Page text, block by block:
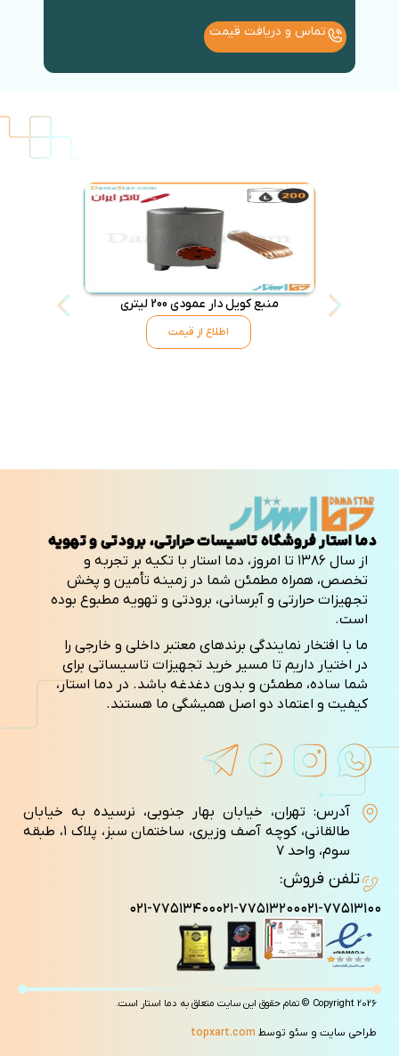
تماس و دریافت قیمت
منبع کویل دار عمودی 200 لیتری
اطلاع از قیمت
دما استار فروشگاه تاسیسات حرارتی، برودتی و تهویه
از سال ۱۳۸۶ تا امروز، دما استار با تکیه بر تجربه و
تخصص، همراه مطمئن شما در زمینه تأمین و پخش
تجهیزات حرارتی و آبرسانی، برودتی و تهویه مطبوع بوده
است.
ما با افتخار نمایندگی برندهای معتبر داخلی و خارجی را
در اختیار داریم تا مسیر خرید تجهیزات تاسیساتی برای
شما ساده، مطمئن و بدون دغدغه باشد. در دما استار،
کیفیت و اعتماد دو اصل همیشگی ما هستند.
آدرس: تهران، خیابان بهار جنوبی، نرسیده به خیابان
طالقانی، کوچه آصف وزيری، ساختمان سبز، پلاک ۱، طبقه
سوم، واحد ۷
تلفن فروش:
۰۲۱-۷۷۵۱۳۱۰۰۰۲۱-۷۷۵۱۳۲۰۰۰۲۱-۷۷۵۱۳۴۰۰
Copyright 2026 © تمام حقوق این سایت متعلق به دما استار است.
طراحی سایت و سئو توسط topxart.com